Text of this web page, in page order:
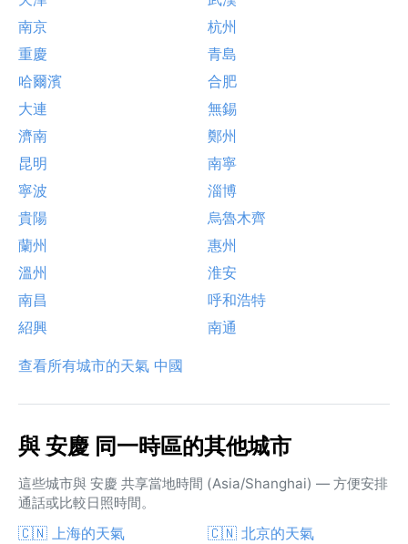
南京
杭州
重慶
青島
哈爾濱
合肥
大連
無錫
濟南
鄭州
昆明
南寧
寧波
淄博
貴陽
烏魯木齊
蘭州
惠州
溫州
淮安
南昌
呼和浩特
紹興
南通
查看所有城市的天氣 中國
與 安慶 同一時區的其他城市
這些城市與 安慶 共享當地時間 (Asia/Shanghai) — 方便安排
通話或比較日照時間。
🇨🇳 上海的天氣 🇨🇳 北京的天氣